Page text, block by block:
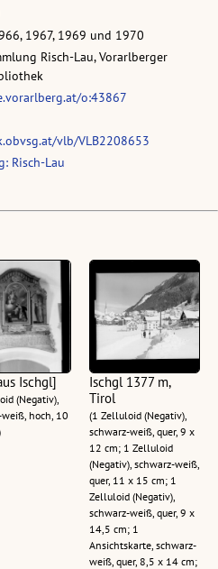
1967, 1969 und 1970
Risch-Lau, Vorarlberger
o:43867
vlb/VLB2208653
Risch-Lau
Ischgl]
(Negativ),
hoch, 10
Ischgl 1377 m,
Tirol
(1 Zelluloid (Negativ),
schwarz-weiß, quer, 9 x
12 cm; 1 Zelluloid
(Negativ), schwarz-weiß,
quer, 11 x 15 cm; 1
Zelluloid (Negativ),
schwarz-weiß, quer, 9 x
14,5 cm; 1
Ansichtskarte, schwarz-
weiß, quer, 8,5 x 14 cm;